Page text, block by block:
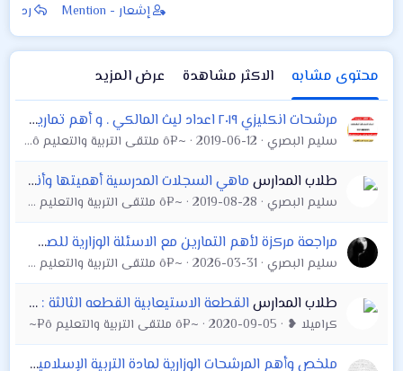
إشعار - Mention رد
محتوى مشابه الاكثر مشاهدة
عرض المزيد
مرشحات انكليزي ٢٠١٩ اعداد ليث المالكي . و أهم تمارين التعاريف والتوصيل والاملاء لأستاذ محمد احسان الصف الثالث المتوسط لمادة اللغة الانكليزية .
سليم البصري 2019-06-12 ~¤ô ملتقى التربية والتعليم ô¤~
طلاب المدارس ماهي السجلات المدرسية أهميتها وأنواعها الى مدراء المدارس
سليم البصري 2019-08-28 ~¤ô ملتقى التربية والتعليم ô¤~
مراجعة مركزة لأهم التمارين مع الاسئلة الوزارية للصف الثالث المتوسط كل ما تحتاجه لمادة الرياضيات . مع اسئلة وزارية من 2000الى 2018 وحلولها
سليم البصري 2026-03-31 ~¤ô ملتقى التربية والتعليم ô¤~
طلاب المدارسالقطعة الاستيعابية القطعه الثالثة : واجبات ضباط الشرطة . مادة اللغة الانكليزية . سادس اعدادي أهم الاسئله الوزارية الموجوده بهاي القطعة
كراميلا ❥ 2020-09-05 ~¤ô ملتقى التربية والتعليم ô¤~
ملخص وأهم المرشحات الوزارية لمادة التربية الإسلامية للصف الثالث متوسط